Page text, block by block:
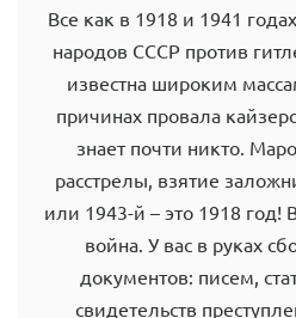
Все как в 1918 и 1941
народов СССР против
известна широким
причинах провала
знает почти никто.
расстрелы, взятие
или 1943-й – это 1918 год!
война. У вас в руках
документов: писем,
свидетельств